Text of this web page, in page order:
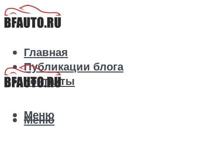
Главная
Публикации блога
Контакты
Меню
Меню